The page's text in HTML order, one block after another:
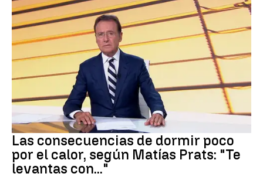
Dormir
Las consecuencias de dormir poco
por el calor, según Matías Prats: "Te
levantas con..."